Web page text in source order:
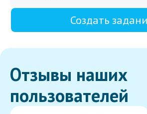
Создать
Отзывы наших
пользователей